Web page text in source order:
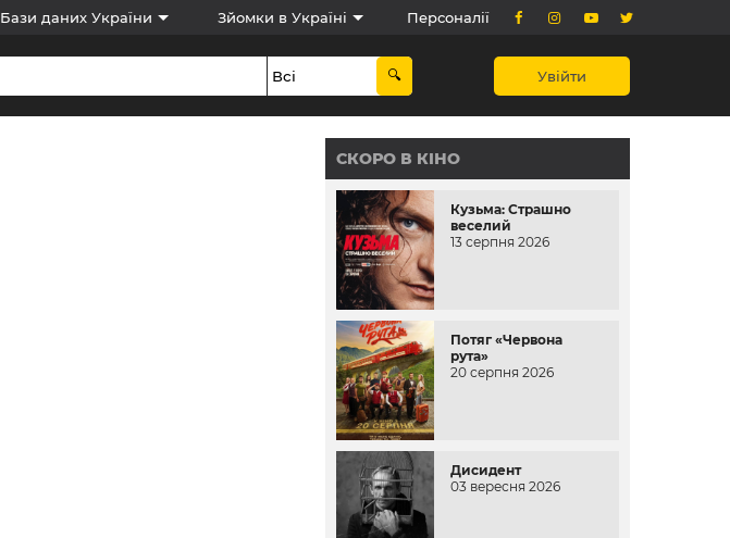
Бази даних України Зйомки в Україні Персоналії
Увійти
СКОРО В КІНО
Кузьма: Страшно
веселий
13 серпня 2026
Потяг «Червона
рута»
20 серпня 2026
Дисидент
03 вересня 2026